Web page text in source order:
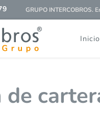
GRUPO INTERCOBROS.
Inicio